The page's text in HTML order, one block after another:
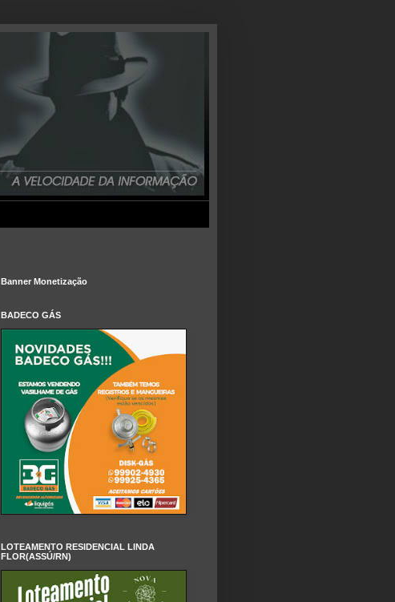
Banner Monetização
BADECO GÁS
LOTEAMENTO RESIDENCIAL LINDA
FLOR(ASSÚ/RN)